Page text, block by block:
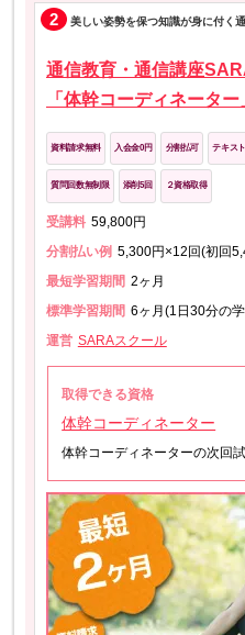
2 美しい姿勢を保つ知識が身に付く
通信教育・通信講座
「体幹コーディネータ
資料請求無料 入会金0円 分割払可 テキス
質問回数無制限 添削5回 ２資格取得
受講料 59,800円
分割払い例 5,300円×12回(初回
最短学習期間 2ヶ月
標準学習期間 6ヶ月(1日30分の
運営 SARAスクール
取得できる資格
体幹コーディネーター
体幹コーディネーターの次回